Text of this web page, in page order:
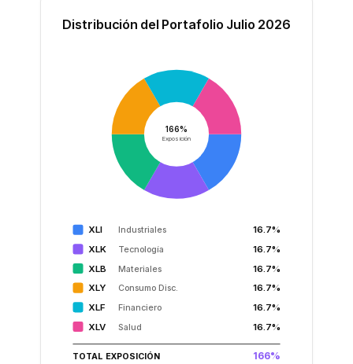
Distribución del Portafolio Julio 2026
166%
Exposición
XLI Industriales
16.7%
XLK
Tecnología
16.7%
XLB
Materiales
16.7%
XLY
Consumo Disc.
16.7%
XLF
Financiero
16.7%
XLV
Salud 16.7%
TOTAL EXPOSICIÓN 166%